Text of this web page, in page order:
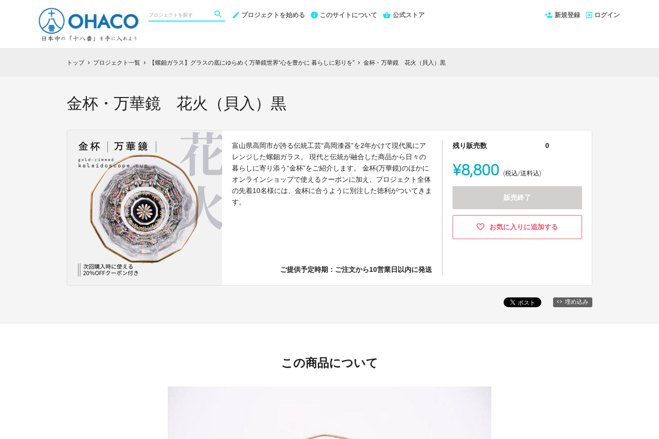
プロジェクトを始める このサイトについて 公式ストア 新規登録 ログイン
トップ chevron_right プロジェクト一覧 chevron_right 【螺鈿ガラス】グラスの底にゆらめく万華鏡世界“心を豊かに 暮らしに彩りを” chevron_right 金杯・万華鏡 花火（貝入）黒
金杯・万華鏡 花火（貝入）黒
富山県高岡市が誇る伝統工芸“高岡漆器”を2年かけて現代風にア
レンジした螺鈿ガラス。 現代と伝統が融合した商品から日々の
暮らしに寄り添う“金杯”をご紹介します。 金杯(万華鏡)のほかに
オンラインショップで使えるクーポンに加え、プロジェクト全体
の先着10名様には、金杯に合うように別注した徳利がついてきま
す。
ご提供予定時期：ご注文から10営業日以内に発送
残り販売数 0
¥8,800 (税込/送料込)
販売終了
お気に入りに追加する
埋め込み
この商品について